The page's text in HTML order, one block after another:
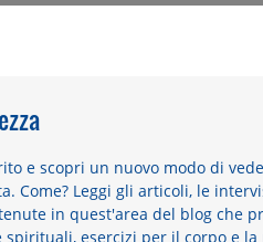
e scopri un nuovo modo di
Come? Leggi gli articoli, le
in quest'area del blog che
spirituali, esercizi per il corpo e la